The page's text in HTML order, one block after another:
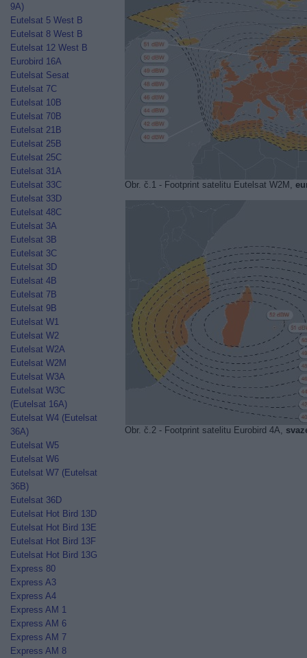
9A)
Eutelsat 5 West B
Eutelsat 8 West B
Eutelsat 12 West B
Eurobird 16A
Eutelsat Sesat
Eutelsat 7C
Eutelsat 10B
Eutelsat 70B
Eutelsat 21B
Eutelsat 25B
Eutelsat 25C
Eutelsat 31A
Eutelsat 33C
Eutelsat 33D
Eutelsat 48C
Eutelsat 3A
Eutelsat 3B
Eutelsat 3C
Eutelsat 3D
Eutelsat 4B
Eutelsat 7B
Eutelsat 9B
Eutelsat W1
Eutelsat W2
Eutelsat W2A
Eutelsat W2M
Eutelsat W3A
Eutelsat W3C
(Eutelsat 16A)
Eutelsat W4 (Eutelsat
36A)
Eutelsat W5
Eutelsat W6
Eutelsat W7 (Eutelsat
36B)
Eutelsat 36D
Eutelsat Hot Bird 13D
Eutelsat Hot Bird 13E
Eutelsat Hot Bird 13F
Eutelsat Hot Bird 13G
Express 80
Express A3
Express A4
Express AM 1
Express AM 6
Express AM 7
Express AM 8
Obr. č.1 - Footprint satelitu Eutelsat W2M,
Obr. č.2 - Footprint satelitu Eurobird 4A,